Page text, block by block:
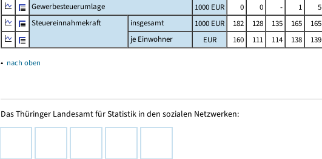
Gewerbesteuerumlage
1000 EUR 0 0 - 1 5
Steuereinnahmekraft
insgesamt 1000 EUR 182 128 135 165 165
je Einwohner
EUR 160 111 114 138 139
▴ nach oben
Das Thüringer Landesamt für Statistik in den sozialen Netzwerken: